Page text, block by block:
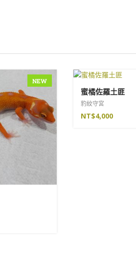
NEW
蜜橘佐羅土匪
豹紋守宮
NT$4,000